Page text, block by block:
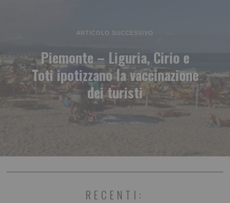
ARTICOLO SUCCESSIVO
Piemonte – Liguria, Cirio e
Toti ipotizzano la vaccinazione
dei turisti
RECENTI: